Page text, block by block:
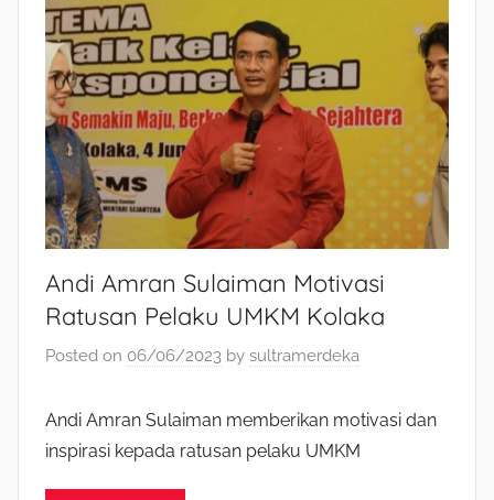
Andi Amran Sulaiman Motivasi
Ratusan Pelaku UMKM Kolaka
Posted on 06/06/2023 by sultramerdeka
Andi Amran Sulaiman memberikan motivasi dan
inspirasi kepada ratusan pelaku UMKM